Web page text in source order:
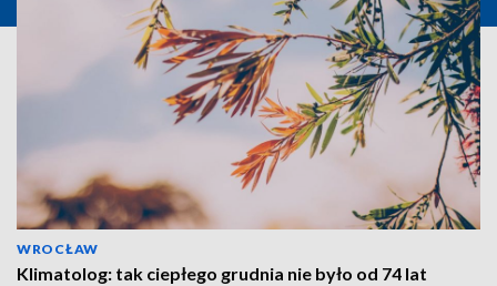
WROCŁAW
Klimatolog: tak ciepłego grudnia nie było od 74 lat